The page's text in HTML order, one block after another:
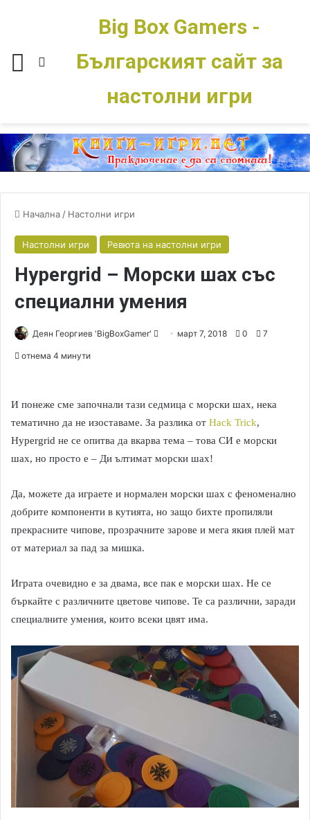
Меню Switch skin
Big Box Gamers -
Българският сайт за
настолни игри
Начална/ Настолни игри
Настолни игри Ревюта на настолни игри
Hypergrid – Морски шах със
специални умения
Деян Георгиев 'BigBoxGamer'
l
март 7, 2018 0 7
отнема 4 минути
И понеже сме започнали тази седмица с морски шах, нека
тематично да не изоставаме. За разлика от Hack Trick,
Hypergrid не се опитва да вкарва тема – това СИ е морски
шах, но просто е – Ди ълтимат морски шах!
Да, можете да играете и нормален морски шах с феноменално
добрите компоненти в кутията, но защо бихте пропиляли
прекрасните чипове, прозрачните зарове и мега якия плей мат
от материал за пад за мишка.
Играта очевидно е за двама, все пак е морски шах. Не се
бъркайте с различните цветове чипове. Те са различни, заради
специалните умения, които всеки цвят има.